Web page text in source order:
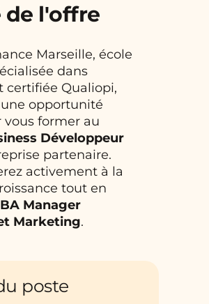
de l'offre
Marseille, école
dans
certifiée Qualiopi,
opportunité
former au
Développeur
partenaire.
activement à la
tout en
Manager
Marketing.
poste